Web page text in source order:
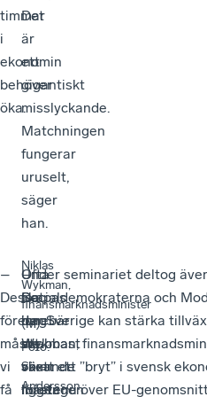
timmar
i
ekonomin
behöver
öka.
Det
är
ett
gigantiskt
misslyckande.
Matchningen
fungerar
uruselt,
säger
han.
–
Dessa
företag
måste
vi
få
Ofta
skapas
de
snabbast
växande
företagen
–
Det
innebär
att
vi
måste
Niklas
Wykman,
finansmarknadsminister
(M).
Foto:
Sören
Andersson
Under seminariet deltog
Socialdemokraterna och
hur Sverige kan stärka
Wykman,
skett ett ”bryt” i svensk
ligger nu över EU-